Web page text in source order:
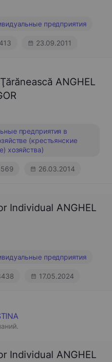
предприятия
23.09.2011
ANGHEL
предприятия в
(крестьянские
хозяйства)
26.03.2014
Individual ANGHEL
предприятия
17.05.2024
Individual ANGHEL